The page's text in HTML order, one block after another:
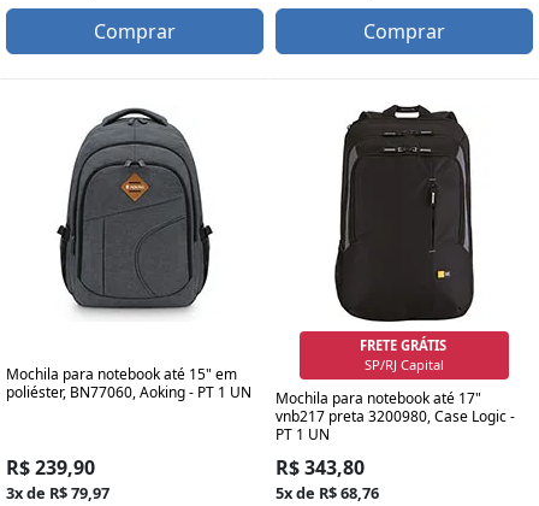
Comprar Comprar
Mochila para notebook até 15" em
poliéster, BN77060, Aoking - PT 1 UN
R$ 239,90
3x de R$ 79,97
FRETE GRÁTIS
SP/RJ Capital
Mochila para notebook até 17"
vnb217 preta 3200980, Case Logic -
PT 1 UN
R$ 343,80
5x de R$ 68,76